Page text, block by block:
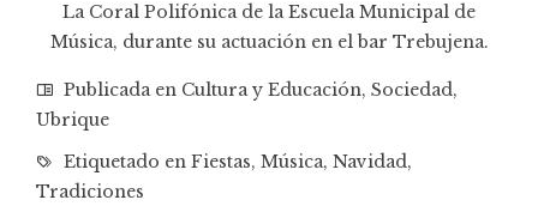
La Coral Polifónica de la Escuela Municipal de
Música, durante su actuación en el bar Trebujena.
Publicada en Cultura y Educación, Sociedad,
Ubrique
Etiquetado en Fiestas, Música, Navidad,
Tradiciones